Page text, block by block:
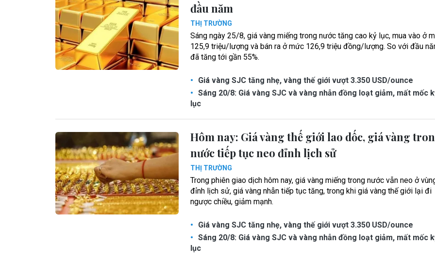
đầu năm
THỊ TRƯỜNG
Sáng ngày 25/8, giá vàng miếng trong nước tăng cao kỷ lục, mua vào ở
125,9 triệu/lượng và bán ra ở mức 126,9 triệu đồng/lượng. So với đầu
đã tăng tới gần 55%.
Giá vàng SJC tăng nhẹ, vàng thế giới vượt 3.350 USD/ounce
Sáng 20/8: Giá vàng SJC và vàng nhẫn đồng loạt giảm, mất mốc
lục
Hôm nay: Giá vàng thế giới lao dốc, giá vàng
nước tiếp tục neo đỉnh lịch sử
THỊ TRƯỜNG
Trong phiên giao dịch hôm nay, giá vàng miếng trong nước vẫn neo ở
đỉnh lịch sử, giá vàng nhẫn tiếp tục tăng, trong khi giá vàng thế giới lại đi
ngược chiều, giảm mạnh.
Giá vàng SJC tăng nhẹ, vàng thế giới vượt 3.350 USD/ounce
Sáng 20/8: Giá vàng SJC và vàng nhẫn đồng loạt giảm, mất mốc
lục